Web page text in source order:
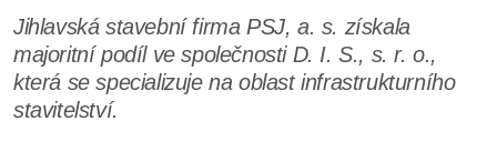
Jihlavská stavební firma PSJ, a. s. získala
majoritní podíl ve společnosti D. I. S., s. r. o.,
která se specializuje na oblast infrastrukturního
stavitelství.